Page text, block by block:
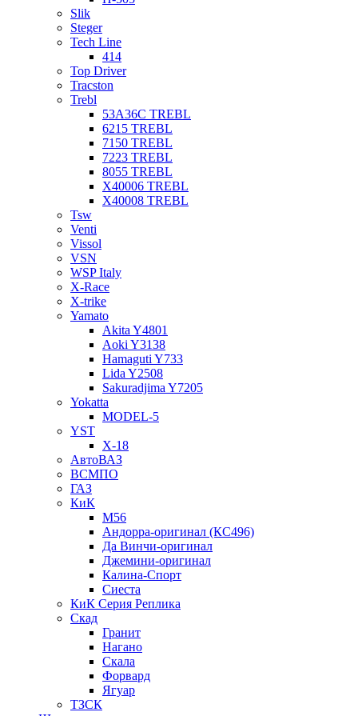
Slik
Steger
Tech Line
414
Top Driver
Tracston
Trebl
53A36C TREBL
6215 TREBL
7150 TREBL
7223 TREBL
8055 TREBL
X40006 TREBL
X40008 TREBL
Tsw
Venti
Vissol
VSN
WSP Italy
X-Race
X-trike
Yamato
Akita Y4801
Aoki Y3138
Hamaguti Y733
Lida Y2508
Sakuradjima Y7205
Yokatta
MODEL-5
YST
X-18
АвтоВАЗ
ВСМПО
ГАЗ
КиК
M56
Андорра-оригинал (КС496)
Да Винчи-оригинал
Джемини-оригинал
Калина-Спорт
Сиеста
КиК Серия Реплика
Скад
Гранит
Нагано
Скала
Форвард
Ягуар
ТЗСК